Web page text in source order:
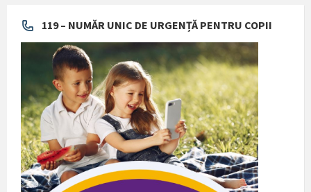
119 – NUMĂR UNIC DE URGENȚĂ PENTRU COPII